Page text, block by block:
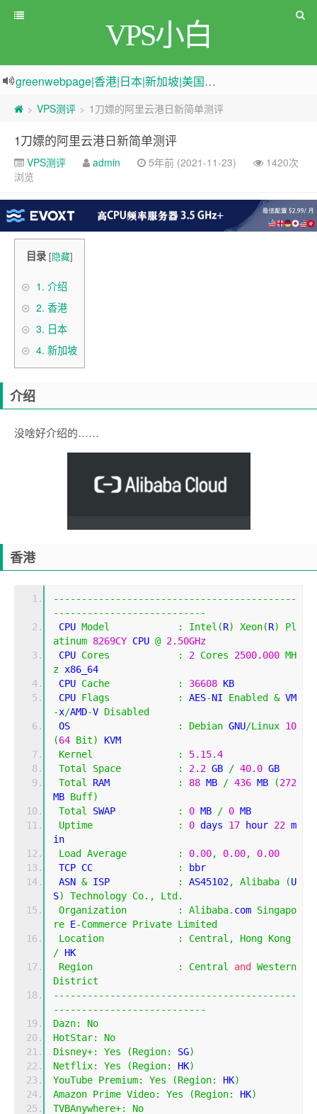
VPS小白
greenwebpage|香港|日本|新加坡|美国等多地vps测评|移动直连|1Gbps带宽|年付€29
原来频道被人恶意举报新电报频道|加入电报群
> VPS测评 > 1刀嫖的阿里云港日新简单测评
1刀嫖的阿里云港日新简单测评
VPS测评 admin 5年前 (2021-11-23)
1420次
浏览
目录 [隐藏]
1. 介绍
2. 香港
3. 日本
4. 新加坡
介绍
没啥好介绍的……
香港
-------------------------------------------
---------------------------
CPU Model : Intel (R) Xeon(R)
Pl
atinum 8269CY CPU @ 2.50GHz
CPU Cores : 2 Cores 2500.000 MH
z x86_64
CPU Cache : 36608 KB
CPU Flags : AES-NI Enabled & VM
-x/AMD-V Disabled
OS
: Debian GNU/Linux 10
(64 Bit)
KVM
Kernel
: 5.15.4
Total
Space : 2.2 GB / 40.0 GB
Total
RAM : 88 MB / 436 MB (272
MB Buff)
Total
SWAP : 0 MB / 0 MB
Uptime
: 0 days 17 hour 22 m
in
Load
Average : 0.00, 0.00,
0.00
TCP CC
:
bbr
ASN & ISP : AS45102, Alibaba (U
S) Technology Co., Ltd .
Organization
: Alibaba. com Singapo
re E-Commerce Private Limited
Location
: Central , Hong Kong
/ HK
Region
: Central and
Western
District
-------------------------------------------
---------------------------
Dazn:
No
HotStar:
No
Disney+: Yes (Region: SG)
Netflix: Yes (Region: HK)
YouTube Premium: Yes (Region: HK)
Amazon Prime Video: Yes (Region: HK)
TVBAnywhere+:
No